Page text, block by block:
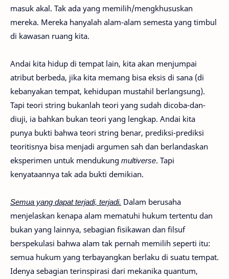
masuk akal. Tak ada yang memilih/mengkhususkan
mereka. Mereka hanyalah alam-alam semesta yang timbul
di kawasan ruang kita.
Andai kita hidup di tempat lain, kita akan menjumpai
atribut berbeda, jika kita memang bisa eksis di sana (di
kebanyakan tempat, kehidupan mustahil berlangsung).
Tapi teori string bukanlah teori yang sudah dicoba-dan-
diuji, ia bahkan bukan teori yang lengkap. Andai kita
punya bukti bahwa teori string benar, prediksi-prediksi
teoritisnya bisa menjadi argumen sah dan berlandaskan
eksperimen untuk mendukung multiverse. Tapi
kenyataannya tak ada bukti demikian.
Semua yang dapat terjadi, terjadi. Dalam berusaha
menjelaskan kenapa alam mematuhi hukum tertentu dan
bukan yang lainnya, sebagian fisikawan dan filsuf
berspekulasi bahwa alam tak pernah memilih seperti itu:
semua hukum yang terbayangkan berlaku di suatu tempat.
Idenya sebagian terinspirasi dari mekanika quantum,